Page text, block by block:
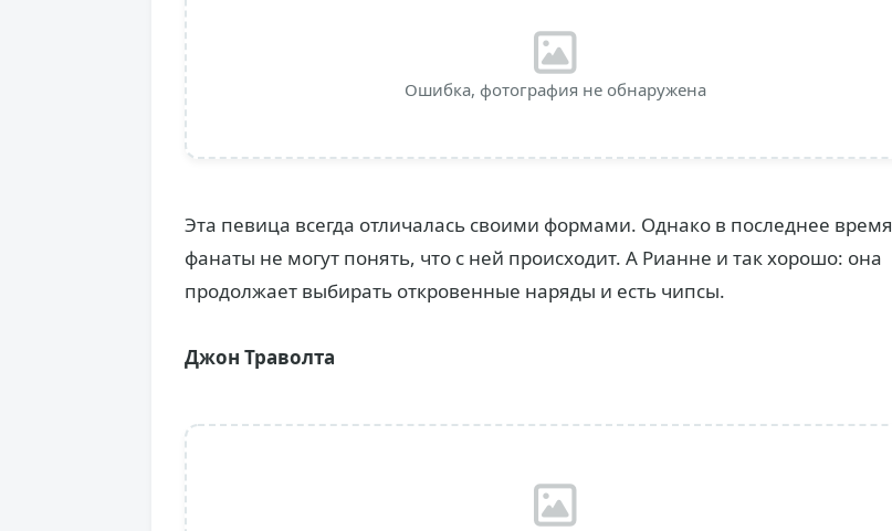
Ошибка, фотография не обнаружена
Эта певица всегда отличалась своими формами. Однако в последнее время
фанаты не могут понять, что с ней происходит. А Рианне и так хорошо: она
продолжает выбирать откровенные наряды и есть чипсы.
Джон Траволта